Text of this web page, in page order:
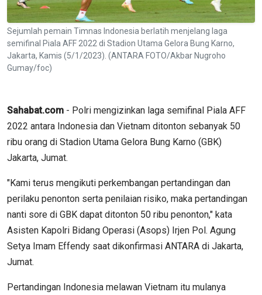
Sejumlah pemain Timnas Indonesia berlatih menjelang laga
semifinal Piala AFF 2022 di Stadion Utama Gelora Bung Karno,
Jakarta, Kamis (5/1/2023). (ANTARA FOTO/Akbar Nugroho
Gumay/foc)
Sahabat.com - Polri mengizinkan laga semifinal Piala AFF
2022 antara Indonesia dan Vietnam ditonton sebanyak 50
ribu orang di Stadion Utama Gelora Bung Karno (GBK)
Jakarta, Jumat.
"Kami terus mengikuti perkembangan pertandingan dan
perilaku penonton serta penilaian risiko, maka pertandingan
nanti sore di GBK dapat ditonton 50 ribu penonton," kata
Asisten Kapolri Bidang Operasi (Asops) Irjen Pol. Agung
Setya Imam Effendy saat dikonfirmasi ANTARA di Jakarta,
Jumat.
Pertandingan Indonesia melawan Vietnam itu mulanya